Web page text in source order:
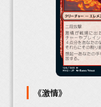
《激情》